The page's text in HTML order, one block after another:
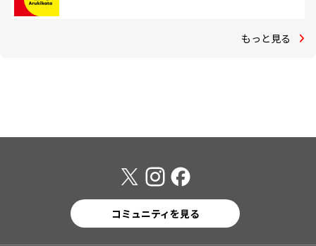
もっと見る
コミュニティを見る